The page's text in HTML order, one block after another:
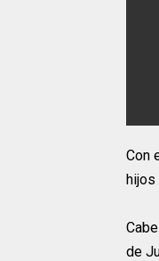
Con
hijos
de